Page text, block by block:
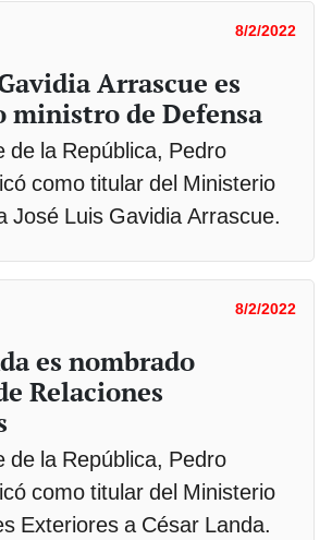
8/2/2022
Arrascue es
ministro de Defensa
de la República, Pedro
como titular del Ministerio
José Luis Gavidia Arrascue.
8/2/2022
es nombrado
Relaciones
de la República, Pedro
como titular del Ministerio
Exteriores a César Landa.